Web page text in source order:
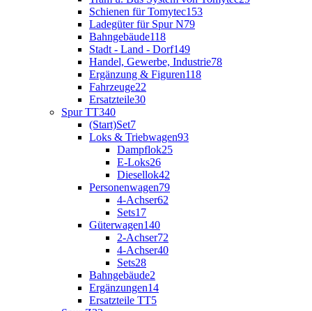
Schienen für Tomytec153
Ladegüter für Spur N79
Bahngebäude118
Stadt - Land - Dorf149
Handel, Gewerbe, Industrie78
Ergänzung & Figuren118
Fahrzeuge22
Ersatzteile30
Spur TT340
(Start)Set7
Loks & Triebwagen93
Dampflok25
E-Loks26
Diesellok42
Personenwagen79
4-Achser62
Sets17
Güterwagen140
2-Achser72
4-Achser40
Sets28
Bahngebäude2
Ergänzungen14
Ersatzteile TT5